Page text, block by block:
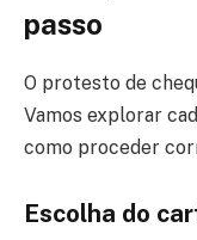
passo
O protesto de
Vamos explorar
como proceder
Escolha do